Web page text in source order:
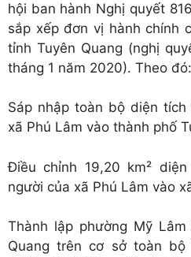
hội ban hành Nghị quyết
sắp xếp đơn vị hành chính
tỉnh Tuyên Quang (nghị
tháng 1 năm 2020). Theo đó:
Sáp nhập toàn bộ diện
xã Phú Lâm vào thành phố
Điều chỉnh 19,20 km²
người của xã Phú Lâm vào
Thành lập phường Mỹ
Quang trên cơ sở toàn